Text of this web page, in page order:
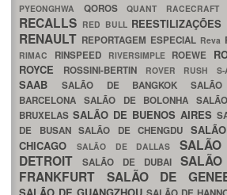
PYEONGHWA QOROS QUANT RACECRAFT
RECALLS RED BULL REESTILIZAÇÕES
RENAULT REPORTAGEM ESPECIAL Reva
RIMAC RINSPEED RIVERSIMPLE ROEWE
ROYCE
ROSSINI-BERTIN ROVER RUSH S-
SAAB SALÃO DE BANGKOK
BARCELONA SALÃO DE BOLONHA
BRUXELAS SALÃO DE BUENOS AIRES
DE BUSAN SALÃO DE CHENGDU
CHICAGO
SALÃO DE DALLAS
DETROIT
SALÃO DE DUBAI
FRANKFURT SALÃO DE